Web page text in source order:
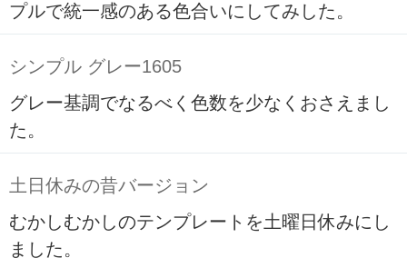
プルで統一感のある色合いにしてみした。
シンプル グレー1605
グレー基調でなるべく色数を少なくおさえまし
た。
土日休みの昔バージョン
むかしむかしのテンプレートを土曜日休みにし
ました。